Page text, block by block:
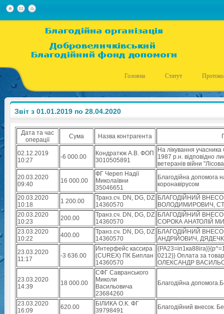
Головна Статут
Звіт з 01.01.2019 по 28.04.2020
Дата та час
операції
Сума Назва контрагента
02.12.2019
10:27
-6 000.00
Кондратюк А.В. ФОП
3010505891
На лікування
1987 р.н. відповідно
ветеранів війни
20.03.2020
09:40
16 000.00
ФГ Череп Надії
Миколаївни
35046651
Благодійна допомога
коронавірусом
20.03.2020
10:18
1 200.00
Транз.сч. DN, DG, DZ
14360570
БЛАГОДІЙНИЙ
ВОЛОДИМИРОВИЧ,
20.03.2020
10:23
200.00
Транз.сч. DN, DG, DZ
14360570
БЛАГОДІЙНИЙ
СОРОКА АНАТОЛІЙ
23.03.2020
10:22
400.00
Транз.сч. DN, DG, DZ
14360570
БЛАГОДІЙНИЙ
АНДРІЙОВИЧ,
23.03.2020
11:17
-3 636.00
Интерфейс кассира
(CUREX) ПК Биплан
14360570
0212}} Оплата за
ОЛЕКСАНДР
23.03.2020
14:39
18 000.00
СФГ Савранського
Миколи
Васильовича
23684260
Благодійна
23.03.2020
16:09
620.00
БІЛИКА О.К. ФГ
39798491
Благодійний внесок.